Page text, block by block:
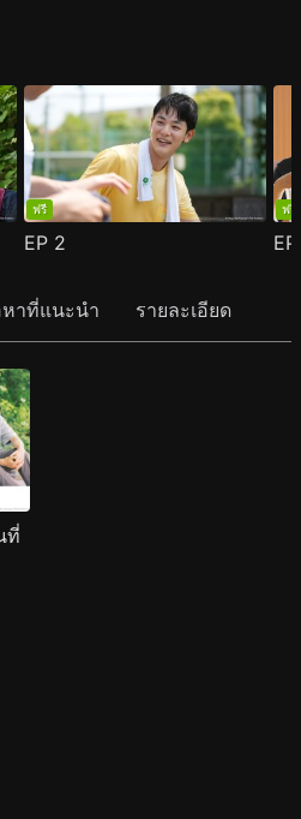
ฟรี
EP 2
ฟรี
หาที่แนะนำ รายละเอียด
ที่